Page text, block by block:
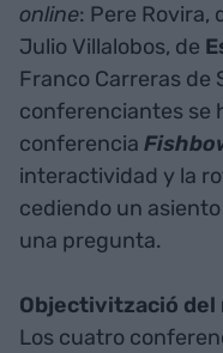
online: Pere Rovira,
Julio Villalobos, de
Franco Carreras de
conferenciantes se
conferencia
interactividad y la
cediendo un
una pregunta.
Objectivització del
Los cuatro